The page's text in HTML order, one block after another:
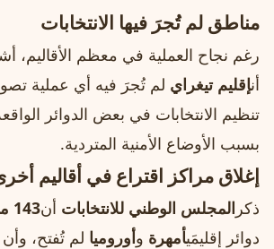
مناطق لم تُجرَ فيها الانتخابات
رغم نجاح العملية في معظم الأقاليم،
أنإقليم تيغراي لم تُجرَ فيه أي عملية
تنظيم الانتخابات في بعض الدوائر
بسبب الأوضاع الأمنية المتردية.
إغلاق مراكز اقتراع في أقاليم
ذكر المجلس الوطني للانتخابات أن143 مركز اقتراع
دوائر إقليمَيأمهرة وأوروميا لم تُفتح،